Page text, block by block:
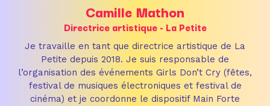
Camille Mathon
Directrice artistique - La Petite
Je travaille en tant que directrice artistique de La
Petite depuis 2018. Je suis responsable de
l’organisation des événements Girls Don’t Cry (fêtes,
festival de musiques électroniques et festival de
cinéma) et je coordonne le dispositif Main Forte